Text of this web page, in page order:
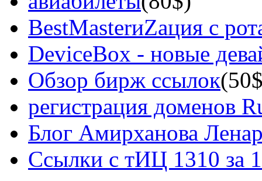
BestMasterиZация с
DeviceBox - новые
Обзор бирж ссылок
регистрация доменов
Блог Амирханова
Ссылки с тИЦ 1310 за